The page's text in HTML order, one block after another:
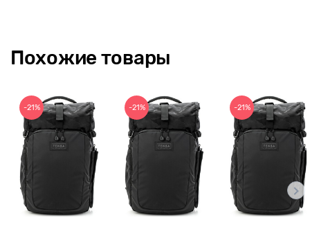
обеспечивает исключительную амортизацию со
для ноутбука, в которое помещается ноутбук с диагональю
до 14 дюймов .
Эта сумка предлагает исключительную универсальность.
После снятия защитных перегородок верхнее и нижнее
отделения можно соединить и превратить в рюкзак для
путешествий. Вы можете носить свой компактный штатив,
такой как ваш любимый Joby Gorillapod, с помощью бокового
ремня, а мягкие плечевые ремни вместе с регулируемыми
Похожие товары
-21% -21% -21%